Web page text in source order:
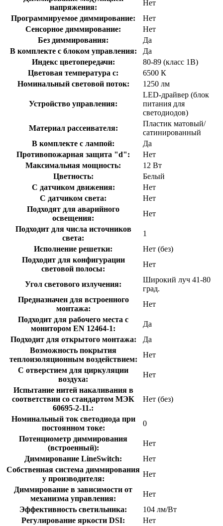
напряжения:
Нет
Программируемое диммирование:
Нет
Сенсорное диммирование:
Нет
Без диммирования:
Да
В комплекте с блоком управления:
Да
Индекс цветопередачи:
80-89 (класс 1В)
Цветовая температура с:
6500 К
Номинальный световой поток:
1250 лм
Устройство управления:
LED-драйвер (блок
питания для
светодиодов)
Материал рассеивателя:
Пластик матовый/
сатинированный
В комплекте с лампой:
Да
Противопожарная защита "d":
Нет
Максимальная мощность:
12 Вт
Цветность:
Белый
С датчиком движения:
Нет
С датчиком света:
Нет
Подходят для аварийного
освещения:
Нет
Подходит для числа источников
света:
1
Исполнение решетки:
Нет (без)
Подходит для конфигурации
световой полосы:
Нет
Угол светового излучения:
Широкий луч 41-80
град.
Предназначен для встроенного
монтажа:
Нет
Подходит для рабочего места с
монитором EN 12464-1:
Да
Подходит для открытого монтажа:
Да
Возможность покрытия
теплоизоляционным воздействием:
Нет
С отверстием для циркуляции
воздуха:
Нет
Испытание нитей накаливания в
соответствии со стандартом МЭК
60695-2-11.:
Нет (без)
Номинальный ток светодиода при
постоянном токе:
0
Потенциометр диммирования
(встроенный):
Нет
Диммирование LineSwitch:
Нет
Собственная система диммирования
у производителя:
Нет
Диммирование в зависимости от
механизма управления:
Нет
Эффективность светильника:
104 лм/Вт
Регулирование яркости DSI:
Нет